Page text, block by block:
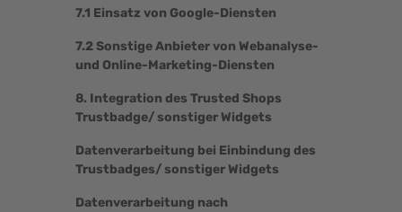
7.1 Einsatz von Google-Diensten
7.2 Sonstige Anbieter von Webanalyse-
und Online-Marketing-Diensten
8. Integration des Trusted Shops
Trustbadge/ sonstiger Widgets
Datenverarbeitung bei Einbindung des
Trustbadges/ sonstiger Widgets
Datenverarbeitung nach